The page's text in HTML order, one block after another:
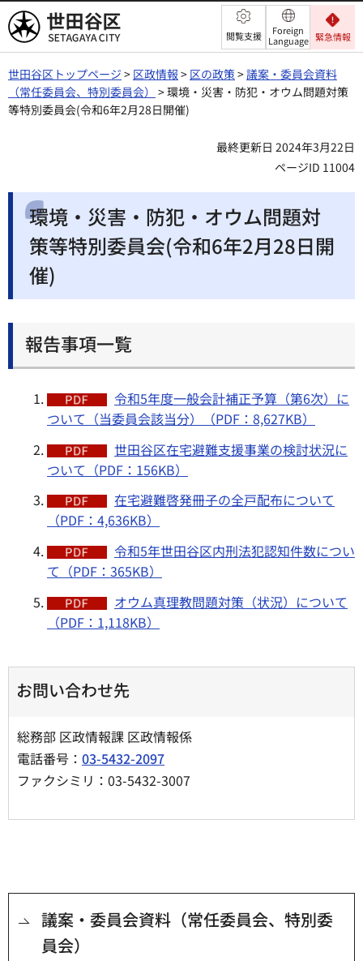
世田谷区 閲覧支援
Foreign
Language 緊急情報
世田谷区トップページ > 区政情報 > 区の政策>議案・委員会資料
（常任委員会、特別委員会） > 環境・災害・防犯・オウム問題対策
等特別委員会(令和6年2月28日開催)
最終更新日 2024年3月22日
ページID 11004
環境・災害・防犯・オウム問題対
策等特別委員会(令和6年2月28日開
催)
報告事項一覧
令和5年度一般会計補正予算（第6次）に
ついて（当委員会該当分）（PDF：8,627KB）
世田谷区在宅避難支援事業の検討状況に
ついて（PDF：156KB）
在宅避難啓発冊子の全戸配布について
（PDF：4,636KB）
令和5年世田谷区内刑法犯認知件数につい
て（PDF：365KB）
オウム真理教問題対策（状況）について
（PDF：1,118KB）
お問い合わせ先
総務部 区政情報課 区政情報係
電話番号： 03-5432-2097
ファクシミリ：03-5432-3007
議案・委員会資料（常任委員会、特別委
員会）